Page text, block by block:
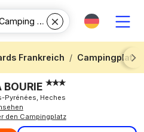
Frankreich
Campingplatz
Next
Pyrénées, Heches
den Campingplatz